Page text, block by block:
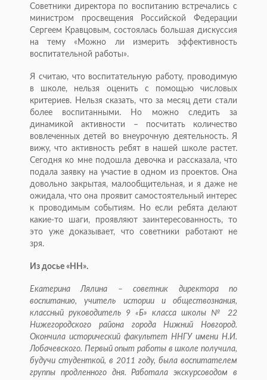
Советники директора по воспитанию встречались с
министром просвещения Российской Федерации
Сергеем Кравцовым, состоялась большая дискуссия
на тему «Можно ли измерить эффективность
воспитательной работы».
Я считаю, что воспитательную работу, проводимую
в школе, нельзя оценить с помощью числовых
критериев. Нельзя сказать, что за месяц дети стали
более воспитанными. Но можно следить за
динамикой активности – посчитать количество
вовлеченных детей во внеурочную деятельность. Я
вижу, что активность ребят в нашей школе растет.
Сегодня ко мне подошла девочка и рассказала, что
подала заявку на участие в одном из проектов. Она
довольно закрытая, малообщительная, и я даже не
ожидала, что она проявит самостоятельный интерес
к проводимым событиям. Но если ребята делают
какие-то шаги, проявляют заинтересованность, то
это уже доказывает, что советники работают не
зря.
Из досье «НН».
Екатерина Лялина – советник директора по
воспитанию, учитель истории и обществознания,
классный руководитель 9 «Б» класса школы № 22
Нижегородского района города Ниж­ний Новгород.
Окончила исторический факультет ННГУ имени Н.И.
Лобачевского. Первый опыт работы в школе получила,
будучи студенткой, в 2011 году, была воспитателем
группы продленного дня. Работала экскурсоводом в